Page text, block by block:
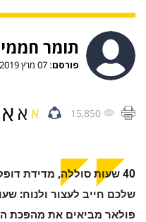
תומר חממי
פורסם:
15,850 א א א
40 שעות סוללה, מדידת
שלכם חייב לעצור ולנוח:
פולאר מביאים את מהפכת